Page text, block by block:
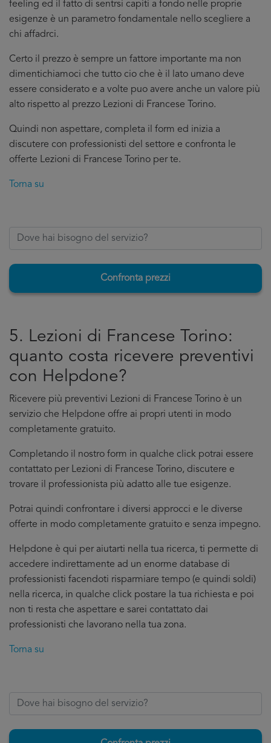
feeling ed il fatto di sentrsi capiti a fondo nelle proprie
esigenze è un parametro fondamentale nello scegliere a
chi affadrci.
Certo il prezzo è sempre un fattore importante ma non
dimentichiamoci che tutto cio che è il lato umano deve
essere considerato e a volte puo avere anche un valore più
alto rispetto al prezzo Lezioni di Francese Torino.
Quindi non aspettare, completa il form ed inizia a
discutere con professionisti del settore e confronta le
offerte Lezioni di Francese Torino per te.
Torna su
Confronta prezzi
5. Lezioni di Francese Torino:
quanto costa ricevere preventivi
con Helpdone?
Ricevere più preventivi Lezioni di Francese Torino è un
servizio che Helpdone offre ai propri utenti in modo
completamente gratuito.
Completando il nostro form in qualche click potrai essere
contattato per Lezioni di Francese Torino, discutere e
trovare il professionista più adatto alle tue esigenze.
Potrai quindi confrontare i diversi approcci e le diverse
offerte in modo completamente gratuito e senza impegno.
Helpdone è qui per aiutarti nella tua ricerca, ti permette di
accedere indirettamente ad un enorme database di
professionisti facendoti risparmiare tempo (e quindi soldi)
nella ricerca, in qualche click postare la tua richiesta e poi
non ti resta che aspettare e sarei contattato dai
professionisti che lavorano nella tua zona.
Torna su